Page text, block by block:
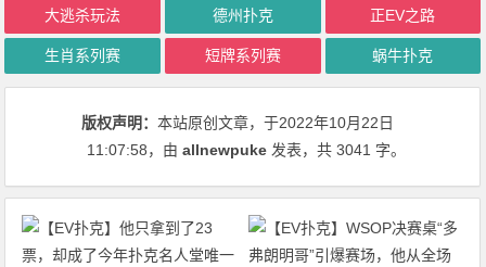
大逃杀玩法 德州扑克 正EV之路
生肖系列赛 短牌系列赛 蜗牛扑克
版权声明：本站原创文章，于2022年10月22日
11:07:58，由allnewpuke 发表，共 3041 字。